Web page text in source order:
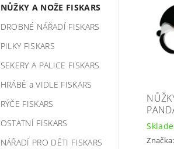
NŮŽKY A NOŽE FISKARS
DROBNÉ NÁŘADÍ FISKARS
PILKY FISKARS
SEKERY A PALICE FISKARS
HRÁBĚ a VIDLE FISKARS
RÝČE FISKARS
OSTATNÍ FISKARS
NÁŘADÍ PRO DĚTI FISKARS
Značka: